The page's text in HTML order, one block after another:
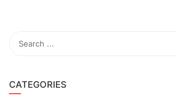
CATEGORIES